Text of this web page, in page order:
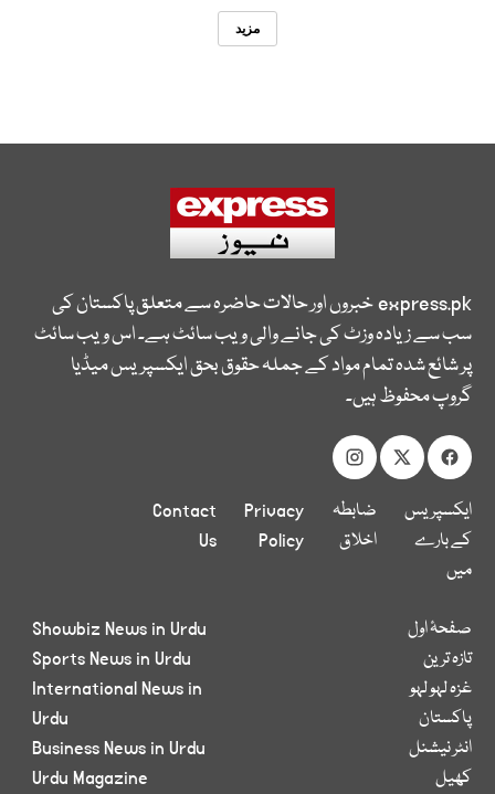
مزید
express.pkخبروں اور حالات حاضرہ سے متعلق پاکستان کی
سب سے زیادہ وزٹ کی جانے والی ویب سائٹ ہے۔ اس ویب سائٹ
پر شائع شدہ تمام مواد کے جملہ حقوق بحق ایکسپریس میڈیا
گروپ محفوظ ہیں۔
ایکسپریس
کے بارے
میں
ضابطہ
اخلاق
Privacy
Policy
Contact
Us
صفحۂ اول
تازہ ترین
غزہ لہو لہو
پاکستان
انٹر نیشنل
کھیل
Showbiz News in Urdu
Sports News in Urdu
International News in
Urdu
Business News in Urdu
Urdu Magazine